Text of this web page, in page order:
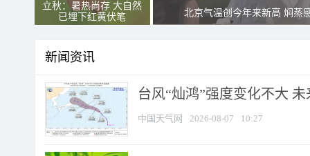
立秋：暑热尚存 大自然
已埋下红黄伏笔
北京气温创今年来新高 焖蒸
新闻资讯
台风“灿鸿”强度变化不大
中国天气网 2026-08-07 10:27